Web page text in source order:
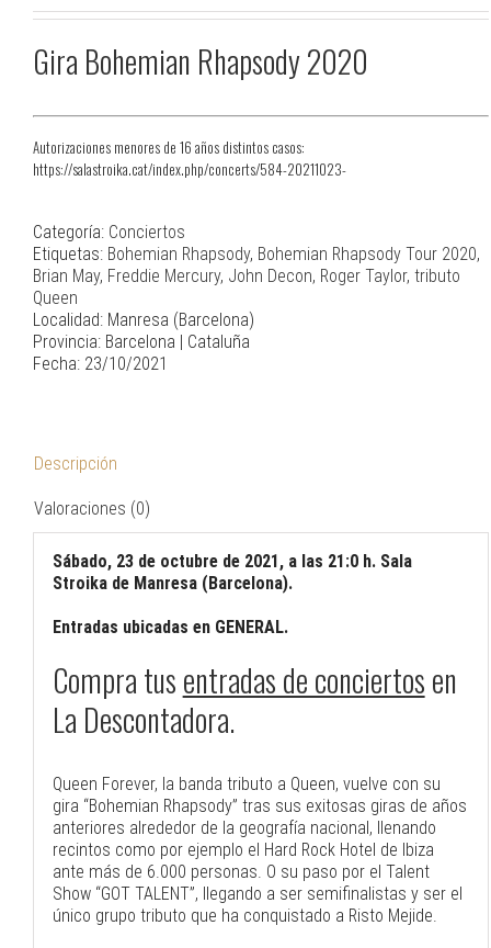
Gira Bohemian Rhapsody 2020
Autorizaciones menores de 16 años distintos casos:
https://salastroika.cat/index.php/concerts/584-20211023-
Categoría: Conciertos
Etiquetas: Bohemian Rhapsody, Bohemian Rhapsody Tour 2020,
Brian May, Freddie Mercury, John Decon, Roger Taylor, tributo
Queen
Localidad: Manresa (Barcelona)
Provincia: Barcelona | Cataluña
Fecha: 23/10/2021
Descripción
Valoraciones (0)
Sábado, 23 de octubre de 2021, a las 21:0 h. Sala
Stroika de Manresa (Barcelona).
Entradas ubicadas en GENERAL.
Compra tusentradas de conciertosen
La Descontadora.
Queen Forever, la banda tributo a Queen, vuelve con su
gira “Bohemian Rhapsody” tras sus exitosas giras de años
anteriores alrededor de la geografía nacional, llenando
recintos como por ejemplo el Hard Rock Hotel de Ibiza
ante más de 6.000 personas. O su paso por el Talent
Show “GOT TALENT”, llegando a ser semifinalistas y ser el
único grupo tributo que ha conquistado a Risto Mejide.